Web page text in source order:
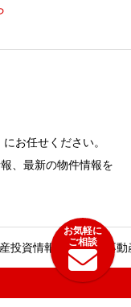
お任せください。
、最新の物件情報を
投資情報 ドバイ不動
理由
